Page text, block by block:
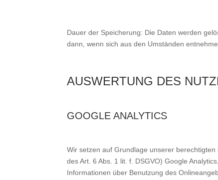
Dauer der Speicherung: Die Daten werden
dann, wenn sich aus den Umständen
AUSWERTUNG DES
GOOGLE ANALYTICS
Wir setzen auf Grundlage unserer
des Art. 6 Abs. 1 lit. f. DSGVO) Google
Informationen über Benutzung des